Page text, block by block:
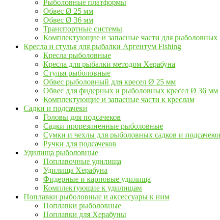
Рыболовные платформы
Обвес Ø 25 мм
Обвес Ø 36 мм
Транспортные системы
Комплектующие и запасные части для рыболовных
Кресла и стулья для рыбалки Аргентум Fishing
Кресла рыболовные
Кресла для рыбалки методом Херабуна
Стулья рыболовные
Обвес рыболовный для кресел Ø 25 мм
Обвес для фидерных и рыболовных кресел Ø 36 мм
Комплектующие и запасные части к креслам
Садки и подсачеки
Головы для подсачеков
Садки прорезиненные рыболовные
Сумки и чехлы для рыболовных садков и
Ручки для подсачеков
Удилища рыболовные
Поплавочные удилища
Удилища Херабуна
Фидерные и карповые удилища
Комплектующие к удилищам
Поплавки рыболовные и аксессуары к ним
Поплавки рыболовные
Поплавки для Херабуны